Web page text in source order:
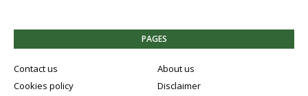
PAGES
Contact us
About us
Cookies policy
Disclaimer